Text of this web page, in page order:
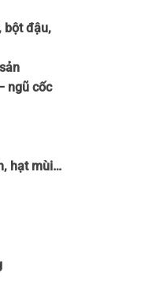
bột đậu,
ngũ cốc
hạt mùi…